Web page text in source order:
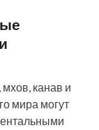
канав и
мира могут